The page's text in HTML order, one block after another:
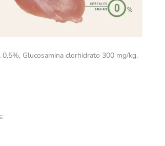
Glucosamina clorhidrato 300 mg/kg,